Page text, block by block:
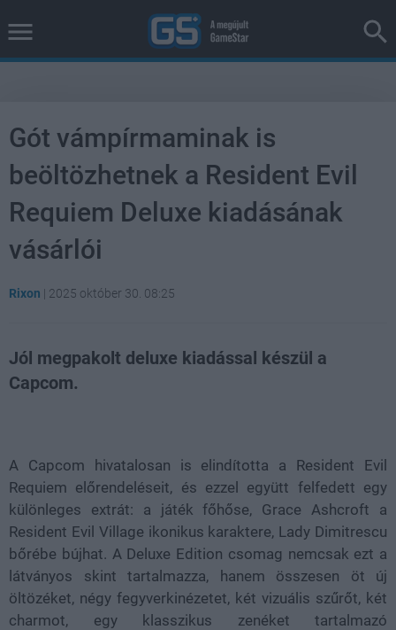
Gót vámpírmaminak is
beöltözhetnek a Resident Evil
Requiem Deluxe kiadásának
vásárlói
Rixon | 2025 október 30. 08:25
Jól megpakolt deluxe kiadással készül a
Capcom.
A Capcom hivatalosan is elindította a Resident Evil
Requiem előrendeléseit, és ezzel együtt felfedett egy
különleges extrát: a játék főhőse, Grace Ashcroft a
Resident Evil Village ikonikus karaktere, Lady Dimitrescu
bőrébe bújhat. A Deluxe Edition csomag nemcsak ezt a
látványos skint tartalmazza, hanem összesen öt új
öltözéket, négy fegyverkinézetet, két vizuális szűrőt, két
charmot, egy klasszikus zenéket tartalmazó